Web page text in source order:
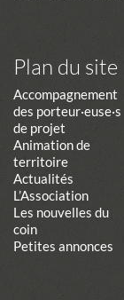
Plan du site
Accompagnement
des porteur·euse·s
de projet
Animation de
territoire
Actualités
L’Association
Les nouvelles du
coin
Petites annonces